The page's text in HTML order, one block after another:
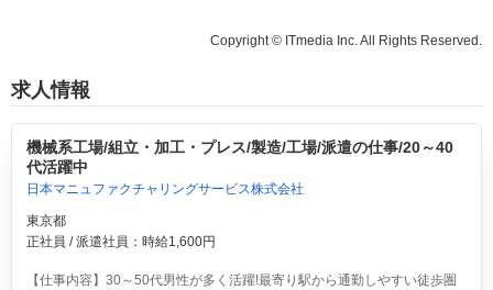
Copyright © ITmedia Inc. All Rights Reserved.
求人情報
機械系工場/組立・加工・プレス/製造/工場/派遣の仕事/20～40
代活躍中
日本マニュファクチャリングサービス株式会社
東京都
正社員 / 派遣社員：時給1,600円
【仕事内容】30～50代男性が多く活躍!最寄り駅から通勤しやすい徒歩圏